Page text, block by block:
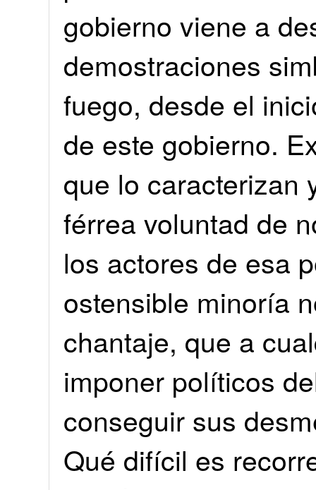
gobierno viene a
demostraciones
fuego, desde el
de este gobierno.
que lo caracterizan
férrea voluntad de
los actores de esa
ostensible minoría
chantaje, que a
imponer políticos
conseguir sus
Qué difícil es